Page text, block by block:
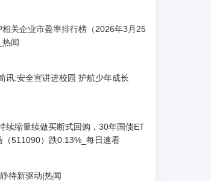
相关企业市盈率排行榜（2026年3月25
热闻
讯:安全宣讲进校园 护航少年成长
续缩量续做买断式回购，30年国债ET
（511090）跌0.13%_每日速看
待新驱动|热闻